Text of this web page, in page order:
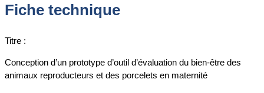
Fiche technique
Titre :
Conception d’un prototype d’outil d’évaluation du bien-être des
animaux reproducteurs et des porcelets en maternité